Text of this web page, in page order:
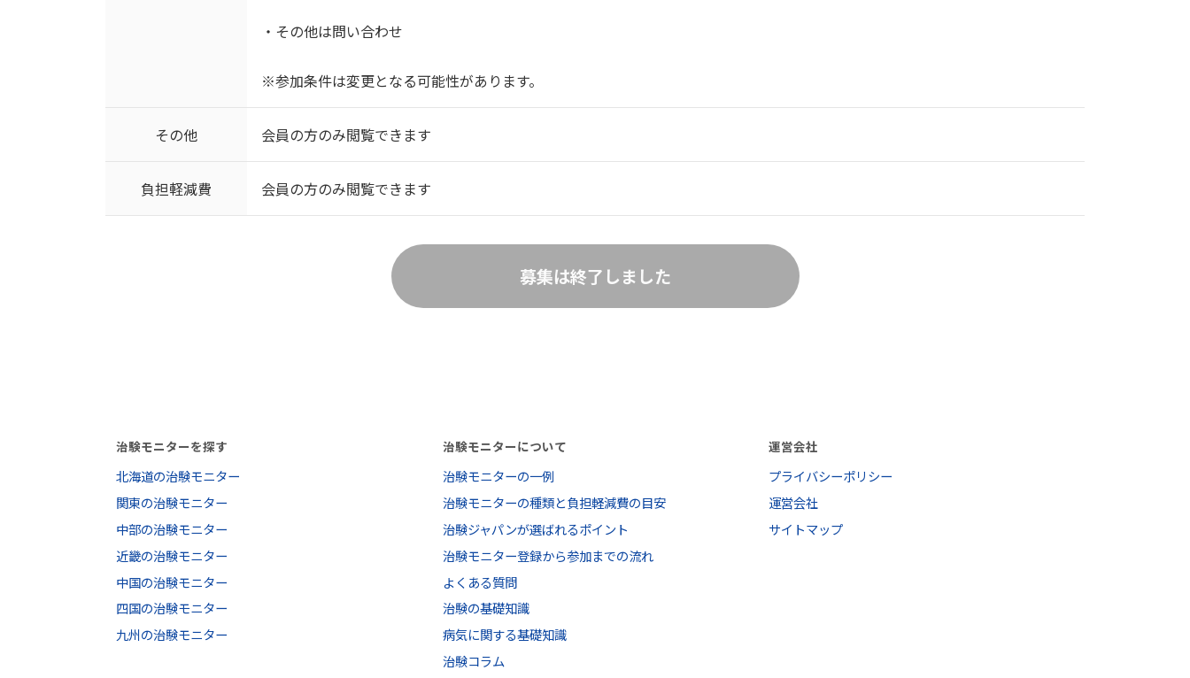
・その他は問い合わせ
※参加条件は変更となる可能性があります。
その他 会員の方のみ閲覧できます
負担軽減費 会員の方のみ閲覧できます
募集は終了しました
治験モニターを探す
北海道の治験モニター
関東の治験モニター
中部の治験モニター
近畿の治験モニター
中国の治験モニター
四国の治験モニター
九州の治験モニター
治験モニターについて
治験モニターの一例
治験モニターの種類と負担軽減費の目安
治験ジャパンが選ばれるポイント
治験モニター登録から参加までの流れ
よくある質問
治験の基礎知識
病気に関する基礎知識
治験コラム
運営会社
プライバシーポリシー
運営会社
サイトマップ